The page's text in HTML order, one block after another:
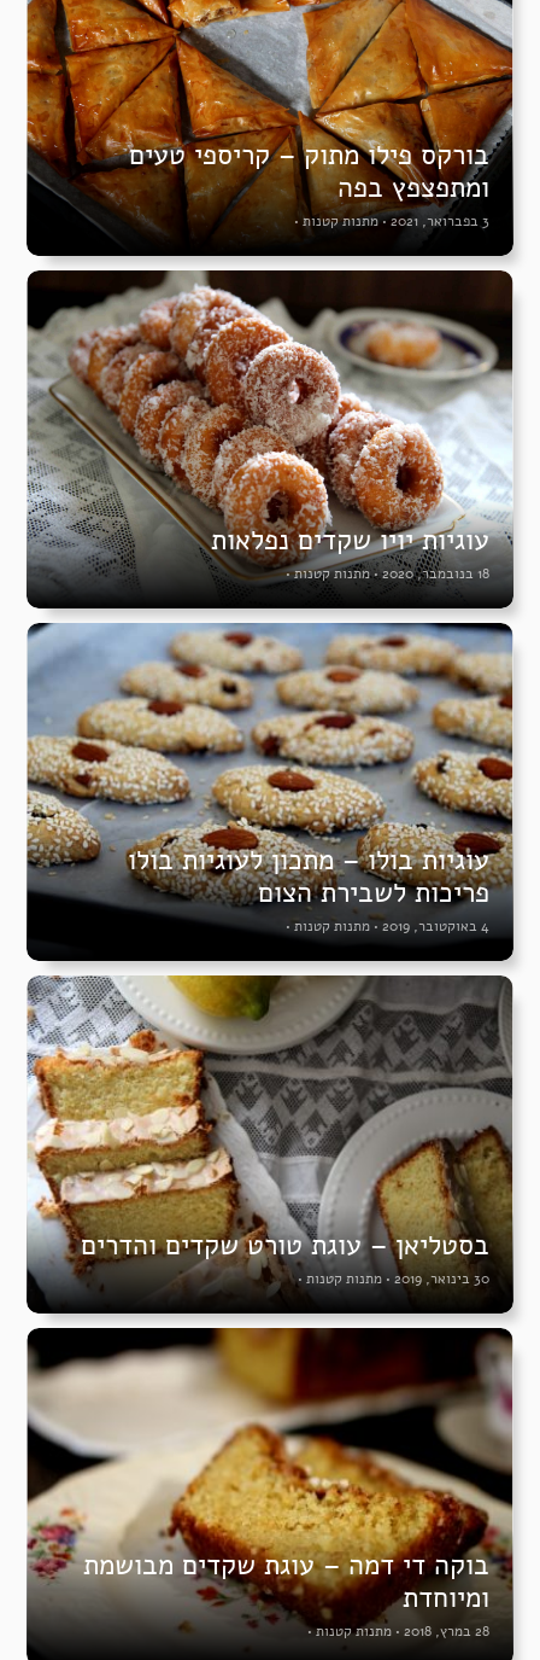
בורקס פילו מתוק – קריספי טעים
ומתפצפץ בפה
3 בפברואר, 2021 •מתנות קטנות •
עוגיות יויו שקדים נפלאות
18 בנובמבר, 2020 • מתנות קטנות•
עוגיות בולו – מתכון לעוגיות בולו
פריכות לשבירת הצום
4 באוקטובר, 2019 •מתנות קטנות •
בסטליאן – עוגת טורט שקדים והדרים
30 בינואר, 2019 • מתנות קטנות •
בוקה די דמה – עוגת שקדים מבושמת
ומיוחדת
28 במרץ, 2018 • מתנות קטנות•